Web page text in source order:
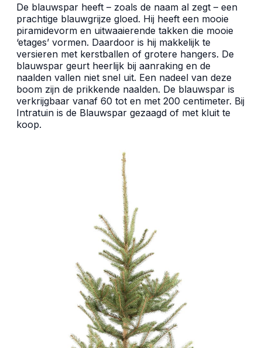
De blauwspar heeft – zoals de naam al zegt – een
prachtige blauwgrijze gloed. Hij heeft een mooie
piramidevorm en uitwaaierende takken die mooie
‘etages’ vormen. Daardoor is hij makkelijk te
versieren met kerstballen of grotere hangers. De
blauwspar geurt heerlijk bij aanraking en de
naalden vallen niet snel uit. Een nadeel van deze
boom zijn de prikkende naalden. De blauwspar is
verkrijgbaar vanaf 60 tot en met 200 centimeter. Bij
Intratuin is de Blauwspar gezaagd of met kluit te
koop.